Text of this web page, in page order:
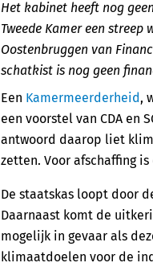
Het kabinet heeft nog
Tweede Kamer een
Oostenbruggen van
schatkist is nog geen
Een Kamermeerderheid,
een voorstel van CDA en
antwoord daarop liet
zetten. Voor afschaffing
De staatskas loopt door
Daarnaast komt de
mogelijk in gevaar als
klimaatdoelen voor de